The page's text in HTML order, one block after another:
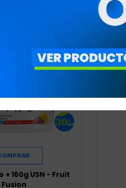
+ 160g USN - Fruit
Fusion